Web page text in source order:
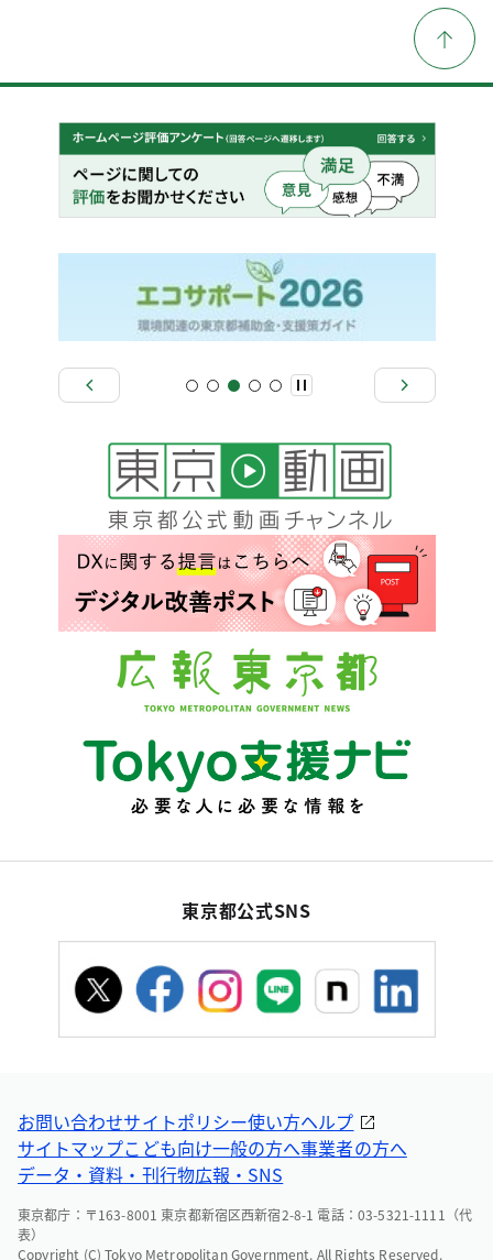
東京都公式SNS
お問い合わせサイトポリシー使い方ヘルプ
サイトマップこども向け一般の方へ事業者の方へ
データ・資料・刊行物広報・SNS
東京都庁：〒163-8001 東京都新宿区西新宿2-8-1 電話：03-5321-1111（代
表）
Copyright (C) Tokyo Metropolitan Government. All Rights Reserved.